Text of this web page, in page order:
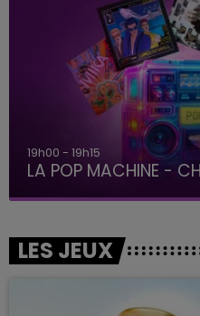
19h00 - 19h15
LA POP MACHINE -
LES JEUX